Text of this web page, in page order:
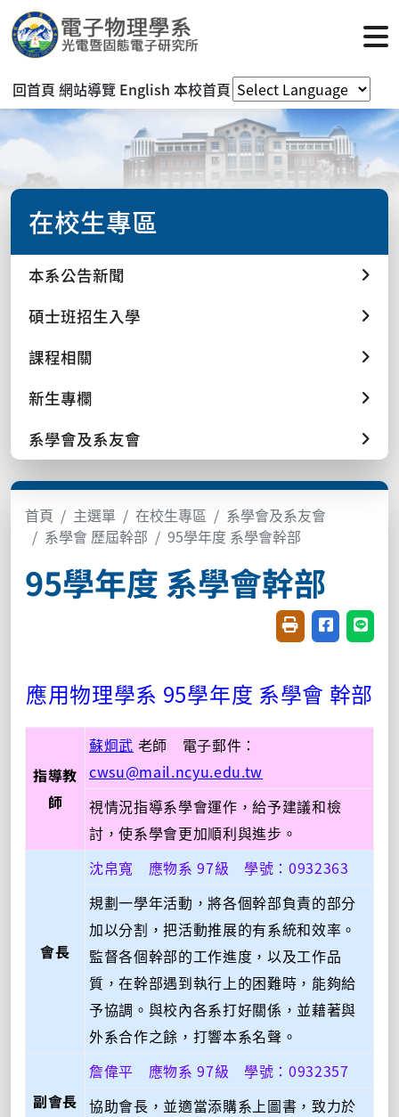
回首頁 網站導覽 English 本校首頁
在校生專區
本系公告新聞
碩士班招生入學
課程相關
新生專欄
系學會及系友會
首頁 主選單 在校生專區
系學會及系友會
系學會 歷屆幹部
95學年度 系學會幹部
95學年度 系學會幹部
友善列印(開新視
分享至臉書
分享
應用物理學系 95學年度 系學會 幹部
指導教
師
蘇炯武 老師 電子郵件：
cwsu@mail.ncyu.edu.tw
視情況指導系學會運作，給予建議和檢
討，使系學會更加順利與進步。
會長
沈帛寬 應物系 97級 學號：0932363
規劃一學年活動，將各個幹部負責的部分
加以分割，把活動推展的有系統和效率。
監督各個幹部的工作進度，以及工作品
質，在幹部遇到執行上的困難時，能夠給
予協調。與校內各系打好關係，並藉著與
外系合作之餘，打響本系名聲。
副會長
詹偉平 應物系 97級 學號：0932357
協助會長，並適當添購系上圖書，致力於